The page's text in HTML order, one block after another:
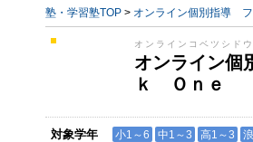
塾・学習塾TOP > オンライン個別指導
オンラインコベツシ
オンライン
ｋ Ｏｎｅ
対象学年 小1～6 中1～3 高1～3 浪